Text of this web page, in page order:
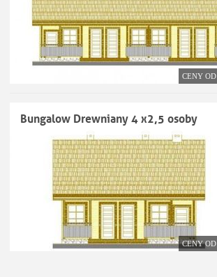
CENY OD
Bungalow Drewniany 4 x2,5 osoby
CENY OD